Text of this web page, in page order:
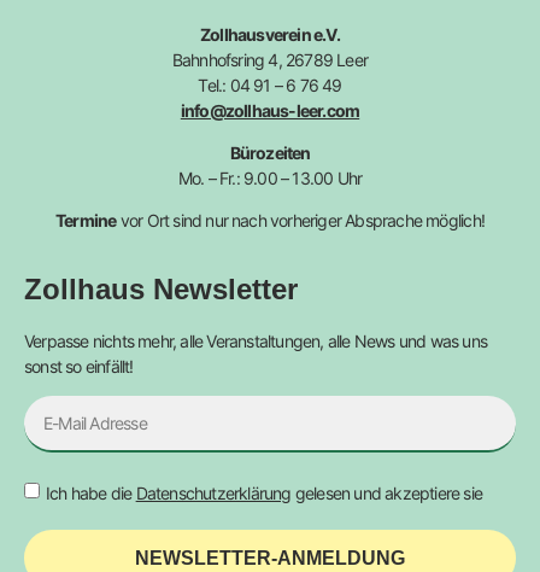
Zollhausverein e.V.
Bahnhofsring 4, 26789 Leer
Tel.: 04 91 – 6 76 49
info@zollhaus-leer.com
Bürozeiten
Mo. – Fr.: 9.00 – 13.00 Uhr
Terminevor Ort sind nur nach vorheriger Absprache möglich!
Zollhaus Newsletter
Verpasse nichts mehr, alle Veranstaltungen, alle News und was uns
sonst so einfällt!
Ich habe die Datenschutzerklärung gelesen und akzeptiere sie
NEWSLETTER-ANMELDUNG